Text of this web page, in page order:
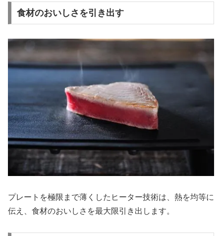
食材のおいしさを引き出す
プレートを極限まで薄くしたヒーター技術は、熱を均等に
伝え、食材のおいしさを最大限引き出します。